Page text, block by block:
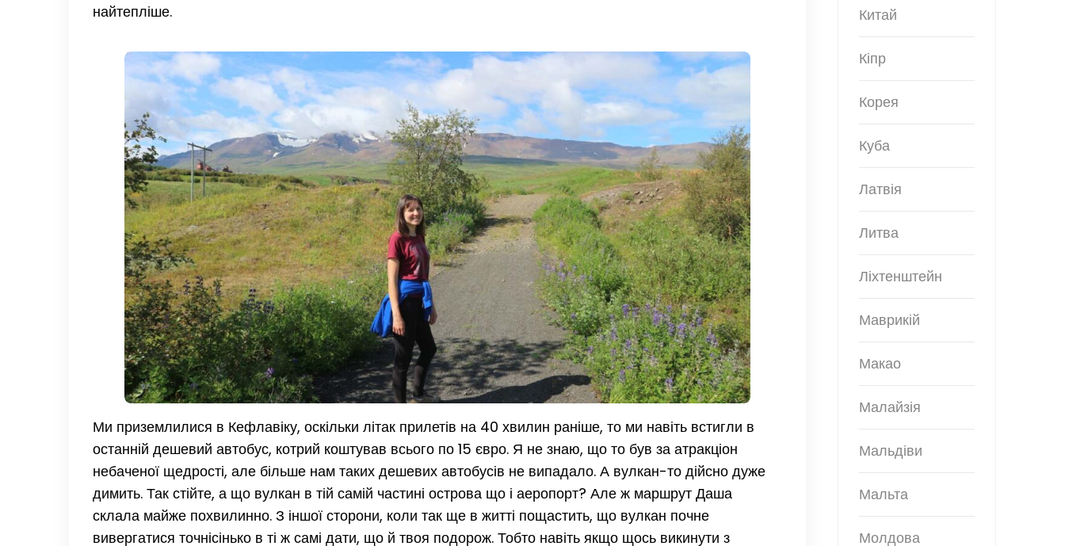
найтепліше.
Ми приземлилися в Кефлавіку, оскільки літак прилетів на 40 хвилин раніше, то ми навіть встигли в
останній дешевий автобус, котрий коштував всього по 15 євро. Я не знаю, що то був за атракціон
небаченої щедрості, але більше нам таких дешевих автобусів не випадало. А вулкан-то дійсно дуже
димить. Так стійте, а що вулкан в тій самій частині острова що і аеропорт? Але ж маршрут Даша
склала майже похвилинно. З іншої сторони, коли так ще в житті пощастить, що вулкан почне
вивергатися точнісінько в ті ж самі дати, що й твоя подорож. Тобто навіть якщо щось викинути з
Китай
Кіпр
Корея
Куба
Латвія
Литва
Ліхтенштейн
Маврикій
Макао
Малайзія
Мальдіви
Мальта
Молдова